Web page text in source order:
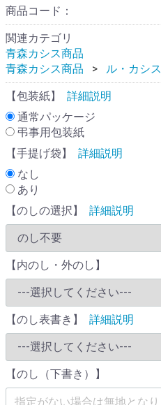
商品コード：
関連カテゴリ
青森カシス商品
青森カシス商品
ル・カシス
【包装紙】
詳細説明
通常パッケージ
弔事用包装紙
【手提げ袋】
詳細説明
なし
あり
【のしの選択】
詳細説明
【内のし・外のし】
【のし表書き】 詳細説明
【のし（下書き）】